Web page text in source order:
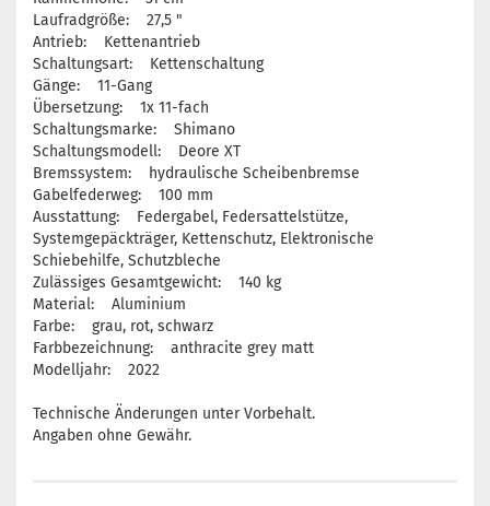
Laufradgröße: 27,5 "
Antrieb: Kettenantrieb
Schaltungsart: Kettenschaltung
Gänge: 11-Gang
Übersetzung: 1x 11-fach
Schaltungsmarke: Shimano
Schaltungsmodell: Deore XT
Bremssystem: hydraulische Scheibenbremse
Gabelfederweg: 100 mm
Ausstattung: Federgabel, Federsattelstütze,
Systemgepäckträger, Kettenschutz, Elektronische
Schiebehilfe, Schutzbleche
Zulässiges Gesamtgewicht: 140 kg
Material: Aluminium
Farbe: grau, rot, schwarz
Farbbezeichnung: anthracite grey matt
Modelljahr: 2022
Technische Änderungen unter Vorbehalt.
Angaben ohne Gewähr.